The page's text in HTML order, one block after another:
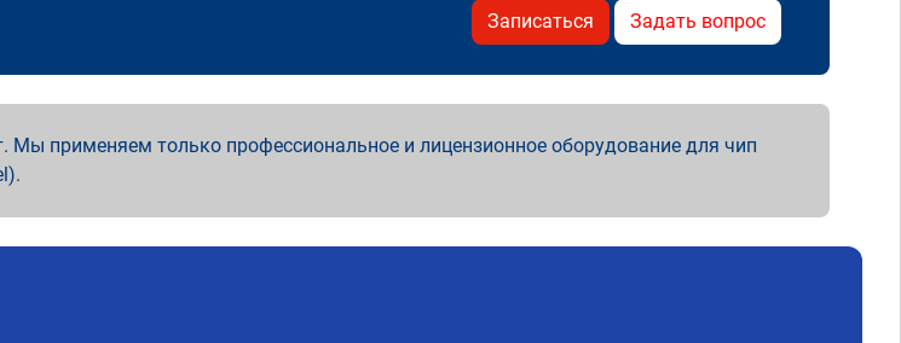
Записаться Задать вопрос
применяем только профессиональное и лицензионное оборудование для чип